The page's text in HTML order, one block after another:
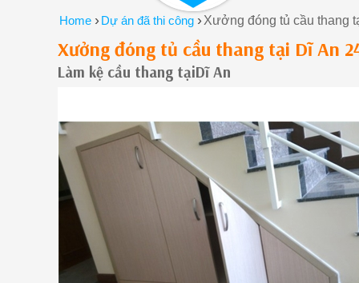
Home ›Dự án đã thi công ›Xưởng đóng tủ cầu thang
Xưởng đóng tủ cầu thang tại Dĩ An
Làm kệ cầu thang tạiDĩ An